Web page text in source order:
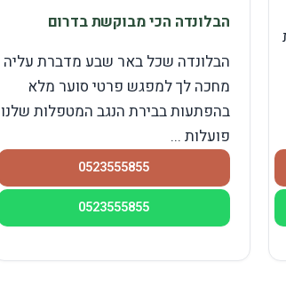
הבלונדה הכי מבוקשת בדרום
הבלונדה שכל באר שבע מדברת עליה
מחכה לך למפגש פרטי סוער מלא
בהפתעות בבירת הנגב המטפלות שלנו
פועלות ...
0523555855
0523555855